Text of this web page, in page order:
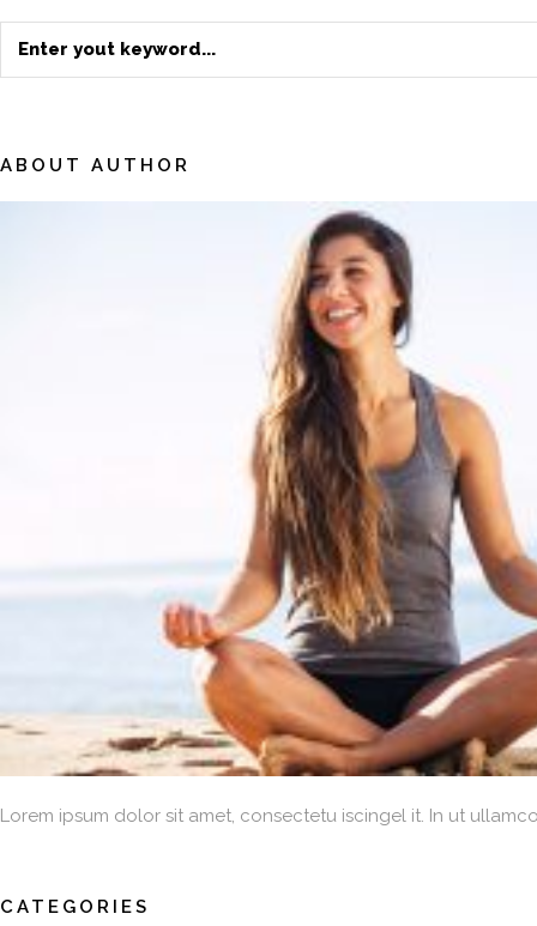
ABOUT AUTHOR
Lorem ipsum dolor sit amet, consectetu iscingel it. In ut
CATEGORIES